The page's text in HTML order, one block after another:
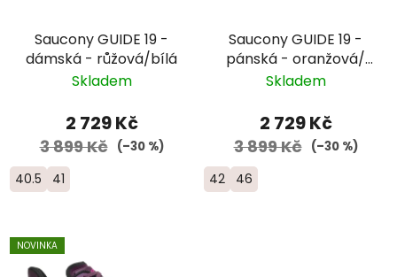
Saucony GUIDE 19 -
dámská - růžová/bílá
Skladem
2 729 Kč
3 899 Kč (–30 %)
40.5 41
Saucony GUIDE 19 -
pánská - oranžová/
žlutá
Skladem
2 729 Kč
3 899 Kč (–30 %)
42 46
NOVINKA